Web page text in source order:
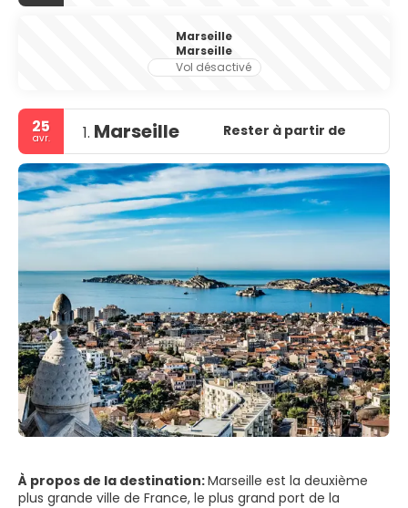
Marseille
Marseille
Vol désactivé
25
avr. 1. Marseille Rester à partir de
À propos de la destination:Marseille est la deuxième
plus grande ville de France, le plus grand port de la